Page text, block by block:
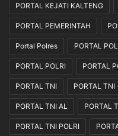
PORTAL KEJATI KALTENG
PORTAL PEMERINTAH
Portal Polres PORTAL
PORTAL POLRI PORTAL
PORTAL TNI PORTAL TNI
PORTAL TNI AL PORTAL
PORTAL TNI POLRI